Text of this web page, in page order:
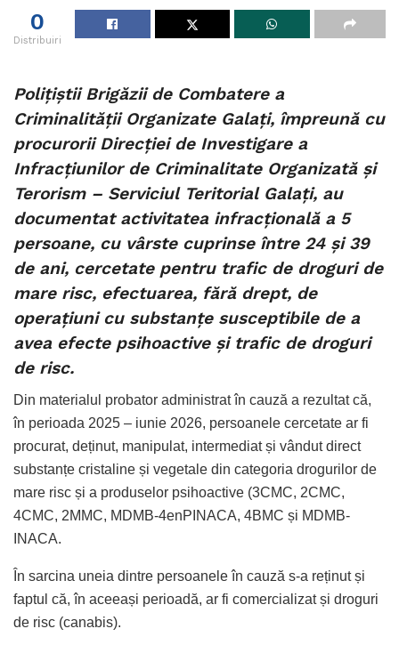
0
Distribuiri
Polițiștii Brigăzii de Combatere a
Criminalității Organizate Galați, împreună cu
procurorii Direcției de Investigare a
Infracțiunilor de Criminalitate Organizată și
Terorism – Serviciul Teritorial Galați, au
documentat activitatea infracțională a 5
persoane, cu vârste cuprinse între 24 și 39
de ani, cercetate pentru trafic de droguri de
mare risc, efectuarea, fără drept, de
operațiuni cu substanțe susceptibile de a
avea efecte psihoactive și trafic de droguri
de risc.
Din materialul probator administrat în cauză a rezultat că,
în perioada 2025 – iunie 2026, persoanele cercetate ar fi
procurat, deținut, manipulat, intermediat și vândut direct
substanțe cristaline și vegetale din categoria drogurilor de
mare risc și a produselor psihoactive (3CMC, 2CMC,
4CMC, 2MMC, MDMB-4enPINACA, 4BMC și MDMB-
INACA.
În sarcina uneia dintre persoanele în cauză s-a reținut și
faptul că, în aceeași perioadă, ar fi comercializat și droguri
de risc (canabis).